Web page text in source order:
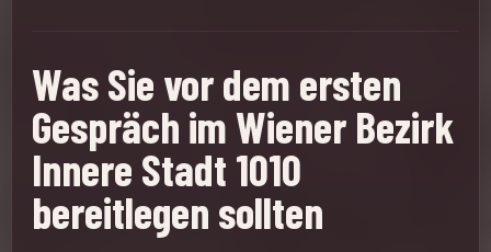
Was Sie vor dem ersten
Gespräch im Wiener Bezirk
Innere Stadt 1010
bereitlegen sollten